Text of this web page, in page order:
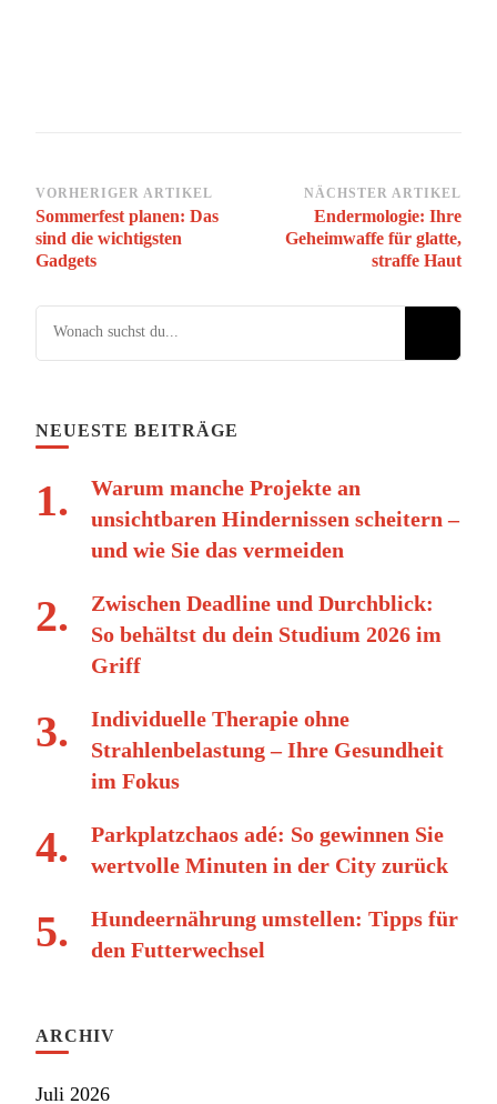
Beitragsnavigation
VORHERIGER ARTIKEL
Sommerfest planen: Das
sind die wichtigsten
Gadgets
NÄCHSTER ARTIKEL
Endermologie: Ihre
Geheimwaffe für glatte,
straffe Haut
Suchst du nach etwas?
NEUESTE BEITRÄGE
Warum manche Projekte an
unsichtbaren Hindernissen scheitern –
und wie Sie das vermeiden
Zwischen Deadline und Durchblick:
So behältst du dein Studium 2026 im
Griff
Individuelle Therapie ohne
Strahlenbelastung – Ihre Gesundheit
im Fokus
Parkplatzchaos adé: So gewinnen Sie
wertvolle Minuten in der City zurück
Hundeernährung umstellen: Tipps für
den Futterwechsel
ARCHIV
Juli 2026